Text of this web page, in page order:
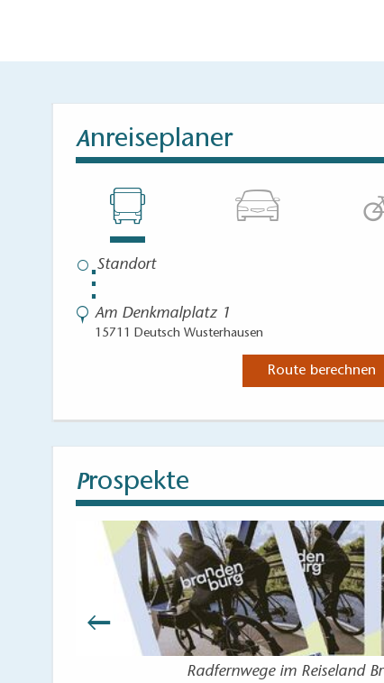
Anreiseplaner
⋮
Am Denkmalplatz 1
15711 Deutsch Wusterhausen
Route berechnen
Prospekte
Radfernwege im Reiseland